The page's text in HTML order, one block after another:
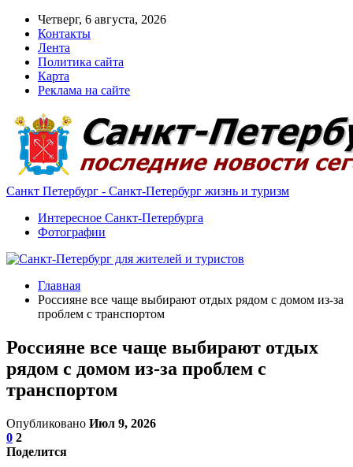
Четверг, 6 августа, 2026
Контакты
Лента
Политика сайта
Карта
Реклама на сайте
Санкт Петербург - Санкт-Петербург жизнь и туризм
Интересное Санкт-Петербурга
Фотографии
Главная
Россияне все чаще выбирают отдых рядом с домом из-за
проблем с транспортом
Россияне все чаще выбирают отдых
рядом с домом из-за проблем с
транспортом
Опубликовано Июл 9, 2026
0 2
Поделится